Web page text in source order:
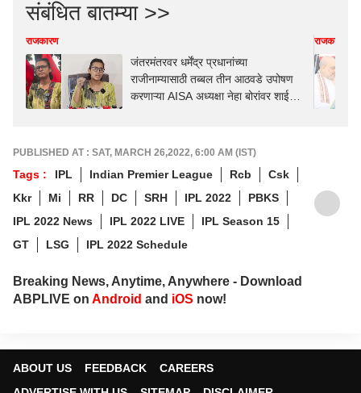
संबंधित बातम्या >>
राजकारण
जंतरमंतरवर धर्मेंद्र प्रधानांच्या
राजीनाम्यासाठी तब्बल तीन आठवडे उपोषण
करणाऱ्या AISA अध्यक्षा नेहा बोरांवर शाई
राजकारण
PUBLISHED AT : SAT, MARCH 26,2022, 6:00 AM (IST)
Tags : IPL Indian Premier League Rcb
Csk
Kkr
Mi RR DC SRH IPL 2022
PBKS
IPL 2022 News
IPL 2022 LIVE
IPL Season 15
GT
LSG IPL 2022 Schedule
Breaking News, Anytime, Anywhere - Download
ABPLIVE on Android and iOS now!
ABOUT US FEEDBACK
CAREERS